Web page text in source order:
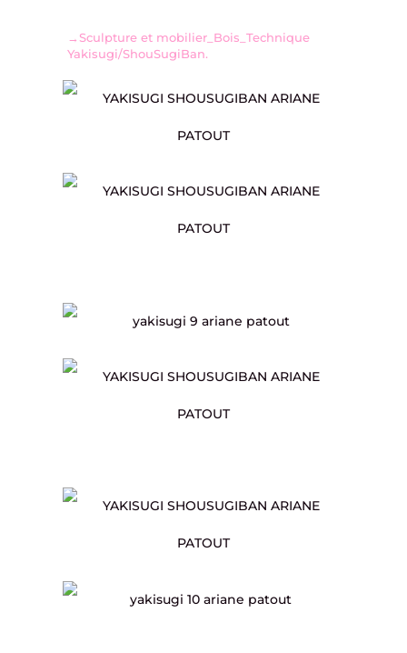
→Sculpture et mobilier_Bois_Technique
Yakisugi/ShouSugiBan.